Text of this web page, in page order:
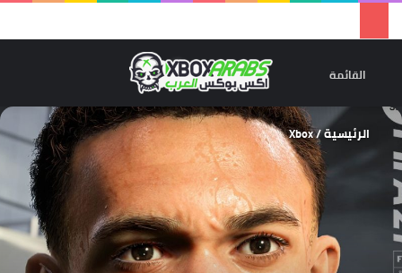
القائمة
الرئيسية/
Xbox